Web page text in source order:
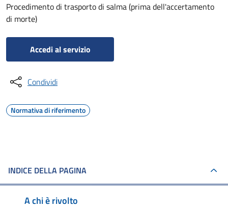
Procedimento di trasporto di salma (prima dell'accertamento
di morte)
Accedi al servizio
Condividi
Normativa di riferimento
INDICE DELLA PAGINA
A chi è rivolto